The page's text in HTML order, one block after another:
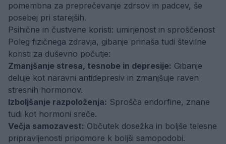
pomembna za preprečevanje zdrsov in padcev, še
posebej pri starejših.
Psihične in čustvene koristi: umirjenost in sproščenost
Poleg fizičnega zdravja, gibanje prinaša tudi številne
koristi za duševno počutje:
Zmanjšanje stresa, tesnobe in depresije: Gibanje
deluje kot naravni antidepresiv in zmanjšuje raven
stresnih hormonov.
Izboljšanje razpoloženja: Sprošča endorfine, znane
tudi kot hormoni sreče.
Večja samozavest: Občutek dosežka in boljše telesne
pripravljenosti pripomore k boljši samopodobi.